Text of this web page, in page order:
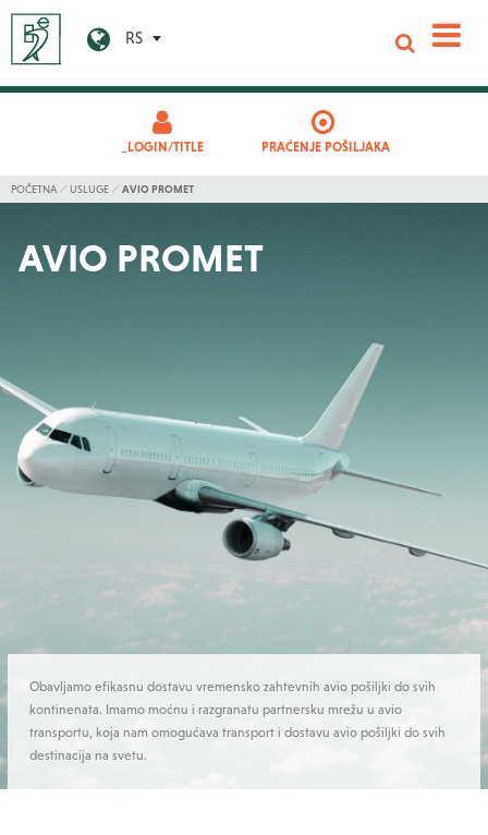
RS
_LOGIN/TITLE PRAĆENJE POŠILJAKA
POČETNA USLUGE AVIO PROMET
AVIO PROMET
Obavljamo efikasnu dostavu vremensko zahtevnih avio pošiljki do svih
kontinenata. Imamo moćnu i razgranatu partnersku mrežu u avio
transportu, koja nam omogućava transport i dostavu avio pošiljki do svih
destinacija na svetu.